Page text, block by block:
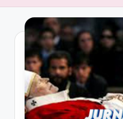
l
B
e
ri
t
a